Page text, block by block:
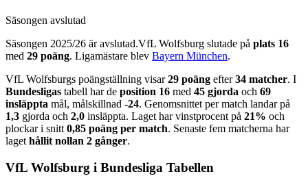
Säsongen avslutad
Säsongen 2025/26 är avslutad.VfL Wolfsburg slutade på plats 16
med 29 poäng. Ligamästare blev Bayern München.
VfL Wolfsburgs poängställning visar 29 poäng efter 34 matcher. I
Bundesligas tabell har de position 16 med 45 gjorda och 69
insläppta mål, målskillnad -24. Genomsnittet per match landar på
1,3 gjorda och 2,0 insläppta. Laget har vinstprocent på 21% och
plockar i snitt 0,85 poäng per match. Senaste fem matcherna har
laget hållit nollan 2 gånger.
VfL Wolfsburg i Bundesliga Tabellen